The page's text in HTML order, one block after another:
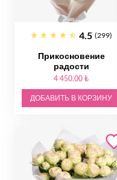
4.5 (299)
Прикосновение
радости
4 450.00 ₺
ДОБАВИТЬ В КОРЗИНУ